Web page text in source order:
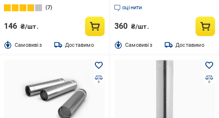
7
146 ₴/шт.
Cамовивіз Доставимо
оцінити
360 ₴/шт.
Cамовивіз Доставимо